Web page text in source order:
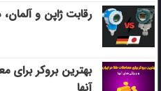
رقابت ژاپن و
بهترین بروکر برای